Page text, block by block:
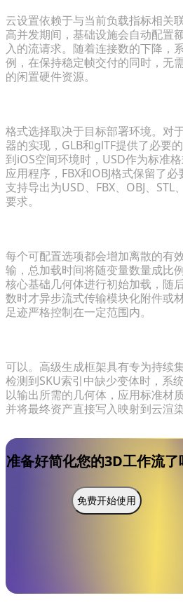
云设置依赖于与当前负载指标相关
高并发期间，基础设施会自动配置
入的流请求。随着连接数的下降，
例，在保持稳定帧交付的同时，无
的闲置硬件资源。
格式选择取决于目标部署环境。对
器的实现，GLB和glTF提供了必要
到iOS空间环境时，USD作为标准
应用程序，FBX和OBJ格式保留了
支持导出为USD、FBX、OBJ、
要求。
每个可配置选项都会增加离散的有
输，总加载时间将随变量数量成比
核心基础几何体进行初始加载，随
数时才异步流式传输模块化附件或
足迹严格控制在一定范围内。
可以。高级生成框架具有专为持续
检测到SKU索引中缺少变体时，系
以输出所需的几何体，应用标准材
并将最终资产直接写入映射到云渲
准备好简化您的3D工作流了
免费开始使用